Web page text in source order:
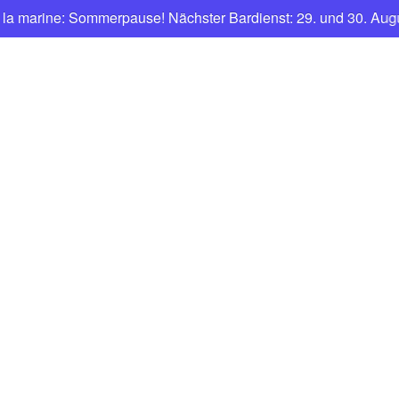
Sommerpause! Nächster Bardienst: 29. und 30. August